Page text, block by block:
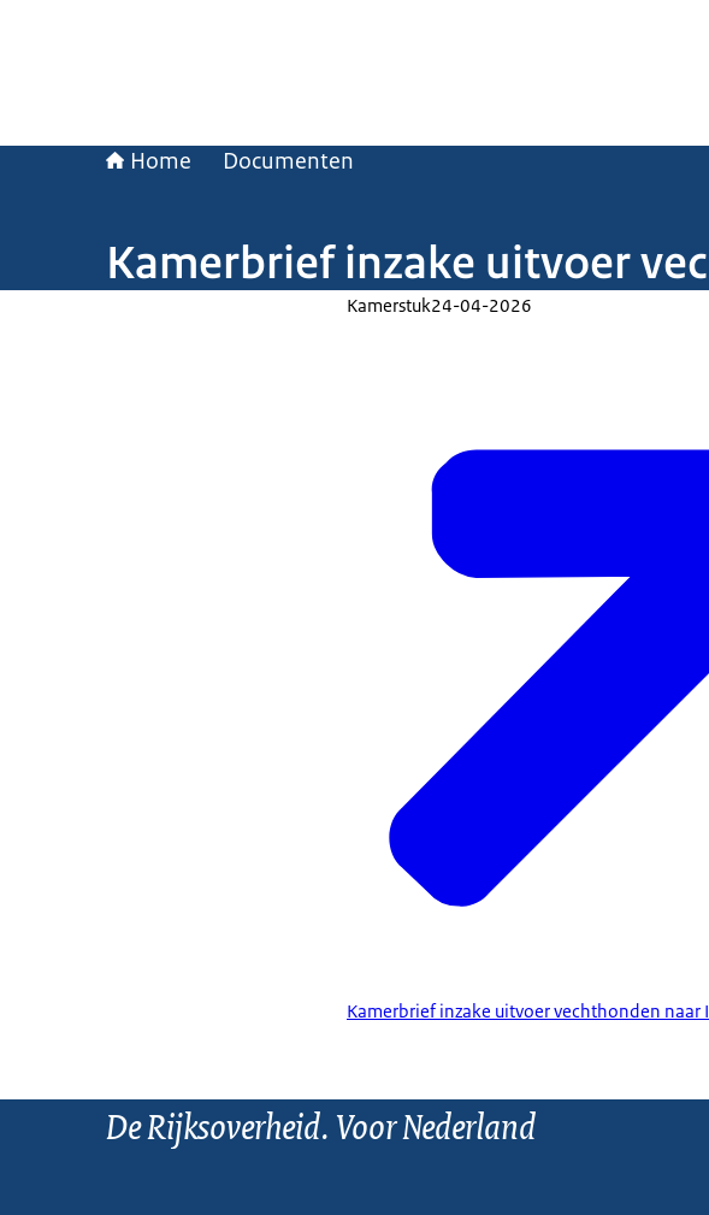
Home Documenten
Kamerbrief inzake uitvoer
Kamerstuk24-04-2026
Kamerbrief inzake uitvoer vechthonden naar
De Rijksoverheid. Voor Nederland